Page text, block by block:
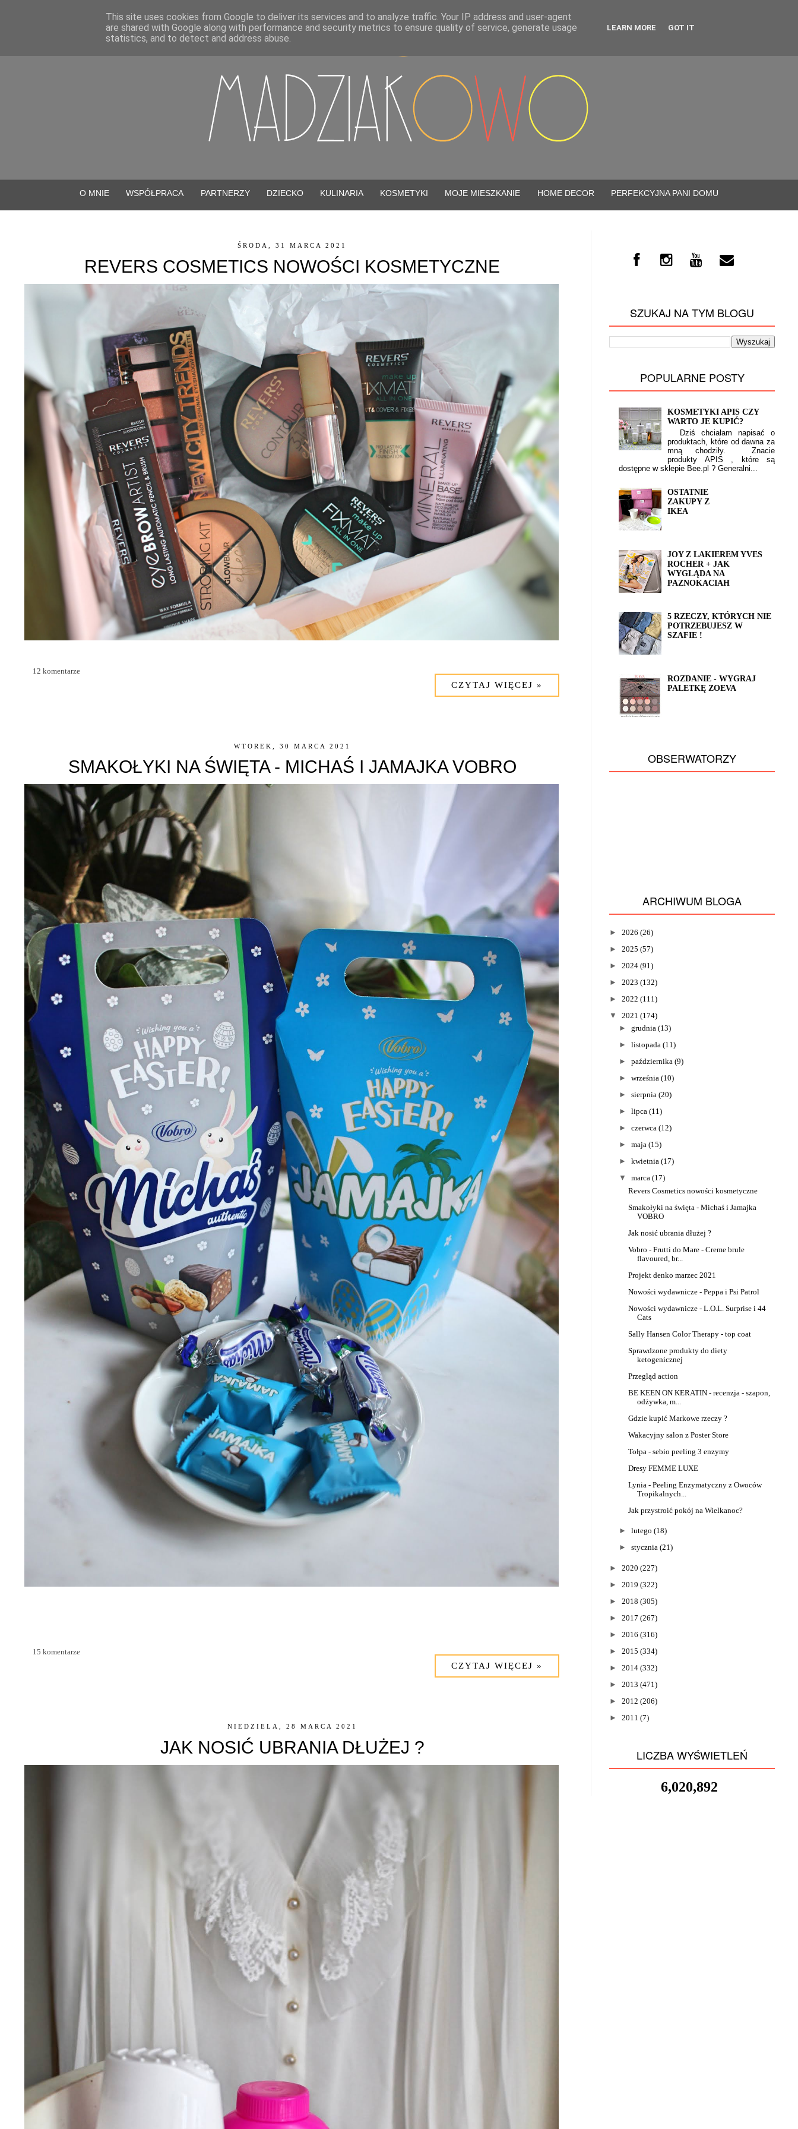
O MNIE WSPÓŁPRACA PARTNERZY DZIECKO KULINARIA KOSMETYKI MOJE MIESZKANIE HOME DECOR PERFEKCYJNA PANI DOMU
ŚRODA, 31 MARCA 2021
REVERS COSMETICS NOWOŚCI KOSMETYCZNE
CZYTAJ WIĘCEJ »
12 komentarze
WTOREK, 30 MARCA 2021
SMAKOŁYKI NA ŚWIĘTA - MICHAŚ I JAMAJKA VOBRO
CZYTAJ WIĘCEJ »
15 komentarze
NIEDZIELA, 28 MARCA 2021
JAK NOSIĆ UBRANIA DŁUŻEJ ?
SZUKAJ NA TYM BLOGU
POPULARNE POSTY
KOSMETYKI APIS CZY
WARTO JE KUPIĆ?
Dziś chciałam napisać o
produktach, które od dawna za
mną chodziły. Znacie
produkty APIS , które są
dostępne w sklepie Bee.pl ? Generalni...
OSTATNIE
ZAKUPY Z
IKEA
JOY Z LAKIEREM YVES
ROCHER + JAK
WYGLĄDA NA
PAZNOKACIAH
5 RZECZY, KTÓRYCH NIE
POTRZEBUJESZ W
SZAFIE !
ROZDANIE - WYGRAJ
PALETKĘ ZOEVA
OBSERWATORZY
ARCHIWUM BLOGA
► 2026 (26)
► 2025 (57)
► 2024 (91)
► 2023 (132)
► 2022 (111)
▼
2021 (174)
► grudnia (13)
► listopada (11)
► października (9)
► września (10)
► sierpnia (20)
► lipca (11)
► czerwca (12)
► maja (15)
► kwietnia (17)
▼
marca (17)
Revers Cosmetics nowości kosmetyczne
Smakołyki na święta - Michaś i Jamajka
VOBRO
Jak nosić ubrania dłużej ?
Vobro - Frutti do Mare - Creme brule
flavoured, br...
Projekt denko marzec 2021
Nowości wydawnicze - Peppa i Psi Patrol
Nowości wydawnicze - L.O.L. Surprise i 44
Cats
Sally Hansen Color Therapy - top coat
Sprawdzone produkty do diety
ketogenicznej
Przegląd action
BE KEEN ON KERATIN - recenzja - szapon,
odżywka, m...
Gdzie kupić Markowe rzeczy ?
Wakacyjny salon z Poster Store
Tołpa - sebio peeling 3 enzymy
Dresy FEMME LUXE
Lynia - Peeling Enzymatyczny z Owoców
Tropikalnych...
Jak przystroić pokój na Wielkanoc?
► lutego (18)
► stycznia (21)
► 2020 (227)
► 2019 (322)
► 2018 (305)
► 2017 (267)
► 2016 (316)
► 2015 (334)
► 2014 (332)
► 2013 (471)
► 2012 (206)
► 2011 (7)
LICZBA WYŚWIETLEŃ
6,020,892
This site uses cookies from Google to deliver its services and to analyze traffic. Your IP address and user-agent
are shared with Google along with performance and security metrics to ensure quality of service, generate usage
statistics, and to detect and address abuse.
LEARN MORE GOT IT